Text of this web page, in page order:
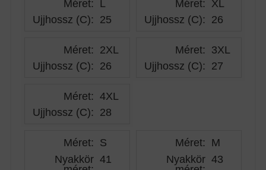
Méret: L
Ujjhossz (C): 25
Méret: XL
Ujjhossz (C): 26
Méret: 2XL
Ujjhossz (C): 26
Méret: 3XL
Ujjhossz (C): 27
Méret: 4XL
Ujjhossz (C): 28
Méret: S
Nyakkör 41
Méret: M
Nyakkör 43